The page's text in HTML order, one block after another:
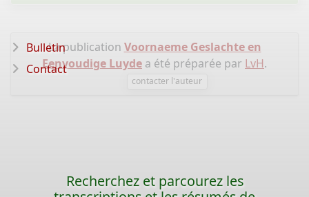
La publication Voornaeme Geslachte en
Eenvoudige Luyde a été préparée par LvH.
contacter l'auteur
Bulletin
Contact
Recherchez et parcourez les